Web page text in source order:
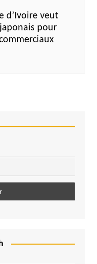
d’Ivoire veut
pour